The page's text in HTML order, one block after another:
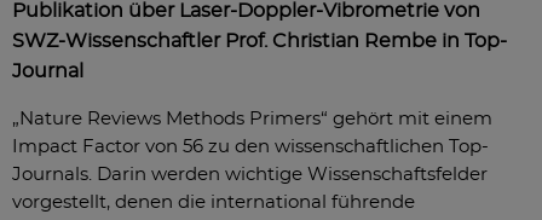
Publikation über Laser-Doppler-Vibrometrie von
SWZ-Wissenschaftler Prof. Christian Rembe in Top-
Journal
„Nature Reviews Methods Primers“ gehört mit einem
Impact Factor von 56 zu den wissenschaftlichen Top-
Journals. Darin werden wichtige Wissenschaftsfelder
vorgestellt, denen die international führende